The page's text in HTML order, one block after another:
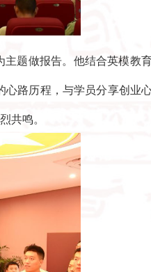
题做报告。他结合英模教
路历程，与学员分享创业
共鸣。